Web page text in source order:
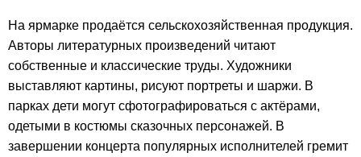
На ярмарке продаётся сельскохозяйственная продукция.
Авторы литературных произведений читают
собственные и классические труды. Художники
выставляют картины, рисуют портреты и шаржи. В
парках дети могут сфотографироваться с актёрами,
одетыми в костюмы сказочных персонажей. В
завершении концерта популярных исполнителей гремит